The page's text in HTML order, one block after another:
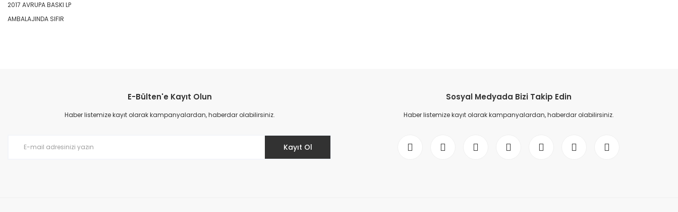
2017 AVRUPA BASKI LP
AMBALAJINDA SIFIR
Ürün resmi kalitesiz, bozuk veya görüntülenemiyor.
Ürün açıklamasında eksik bilgiler bulunuyor.
E-Bülten'e Kayıt Olun
Haber listemize kayıt olarak kampanyalardan, haberdar olabilirsiniz.
Kayıt Ol
Sosyal Medyada Bizi Takip Edin
Haber listemize kayıt olarak kampanyalardan, haberdar olabilirsiniz.